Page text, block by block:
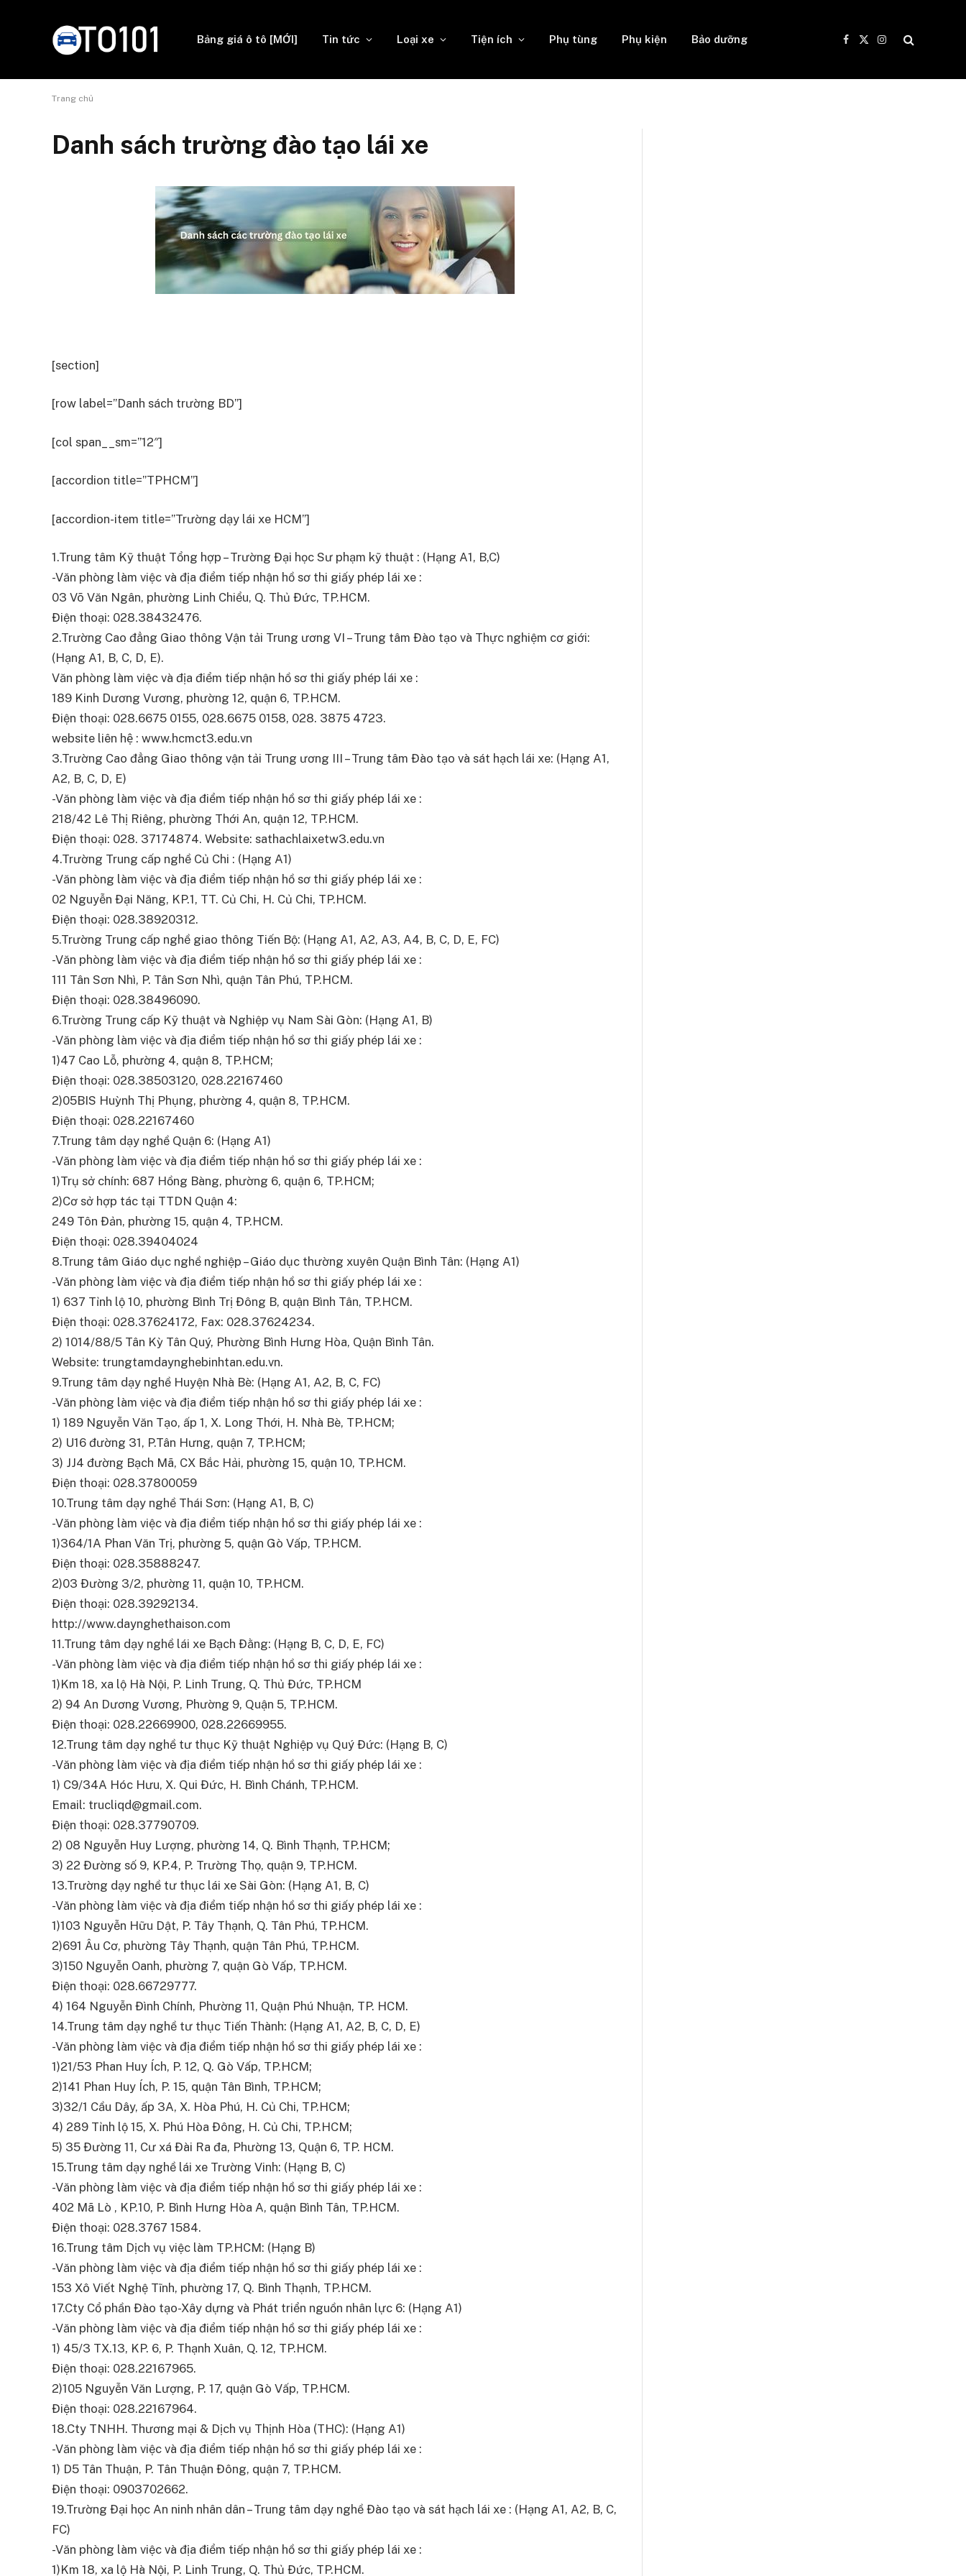
Bảng giá ô tô [MỚI] Tin tức Loại xe Tiện ích Phụ tùng Phụ kiện Bảo dưỡng
Facebook
X
Instagram
Trang chủ
Danh sách trường đào tạo lái xe
[section]
[row label=”Danh sách trường BD”]
[col span__sm=”12″]
[accordion title=”TPHCM”]
[accordion-item title=”Trường dạy lái xe HCM”]
1.Trung tâm Kỹ thuật Tổng hợp – Trường Đại học Sư phạm kỹ thuật : (Hạng A1, B,C)
-Văn phòng làm việc và địa điểm tiếp nhận hồ sơ thi giấy phép lái xe :
03 Võ Văn Ngân, phường Linh Chiểu, Q. Thủ Đức, TP.HCM.
Điện thoại: 028.38432476.
2.Trường Cao đẳng Giao thông Vận tải Trung ương VI – Trung tâm Đào tạo và Thực nghiệm cơ giới:
(Hạng A1, B, C, D, E).
Văn phòng làm việc và địa điểm tiếp nhận hồ sơ thi giấy phép lái xe :
189 Kinh Dương Vương, phường 12, quận 6, TP.HCM.
Điện thoại: 028.6675 0155, 028.6675 0158, 028. 3875 4723.
website liên hệ : www.hcmct3.edu.vn
3.Trường Cao đẳng Giao thông vận tải Trung ương III – Trung tâm Đào tạo và sát hạch lái xe: (Hạng A1,
A2, B, C, D, E)
-Văn phòng làm việc và địa điểm tiếp nhận hồ sơ thi giấy phép lái xe :
218/42 Lê Thị Riêng, phường Thới An, quận 12, TP.HCM.
Điện thoại: 028. 37174874. Website: sathachlaixetw3.edu.vn
4.Trường Trung cấp nghề Củ Chi : (Hạng A1)
-Văn phòng làm việc và địa điểm tiếp nhận hồ sơ thi giấy phép lái xe :
02 Nguyễn Đại Năng, KP.1, TT. Củ Chi, H. Củ Chi, TP.HCM.
Điện thoại: 028.38920312.
5.Trường Trung cấp nghề giao thông Tiến Bộ: (Hạng A1, A2, A3, A4, B, C, D, E, FC)
-Văn phòng làm việc và địa điểm tiếp nhận hồ sơ thi giấy phép lái xe :
111 Tân Sơn Nhì, P. Tân Sơn Nhì, quận Tân Phú, TP.HCM.
Điện thoại: 028.38496090.
6.Trường Trung cấp Kỹ thuật và Nghiệp vụ Nam Sài Gòn: (Hạng A1, B)
-Văn phòng làm việc và địa điểm tiếp nhận hồ sơ thi giấy phép lái xe :
1)47 Cao Lỗ, phường 4, quận 8, TP.HCM;
Điện thoại: 028.38503120, 028.22167460
2)05BIS Huỳnh Thị Phụng, phường 4, quận 8, TP.HCM.
Điện thoại: 028.22167460
7.Trung tâm dạy nghề Quận 6: (Hạng A1)
-Văn phòng làm việc và địa điểm tiếp nhận hồ sơ thi giấy phép lái xe :
1)Trụ sở chính: 687 Hồng Bàng, phường 6, quận 6, TP.HCM;
2)Cơ sở hợp tác tại TTDN Quận 4:
249 Tôn Đản, phường 15, quận 4, TP.HCM.
Điện thoại: 028.39404024
8.Trung tâm Giáo dục nghề nghiệp – Giáo dục thường xuyên Quận Bình Tân: (Hạng A1)
-Văn phòng làm việc và địa điểm tiếp nhận hồ sơ thi giấy phép lái xe :
1) 637 Tỉnh lộ 10, phường Bình Trị Đông B, quận Bình Tân, TP.HCM.
Điện thoại: 028.37624172, Fax: 028.37624234.
2) 1014/88/5 Tân Kỳ Tân Quý, Phường Bình Hưng Hòa, Quận Bình Tân.
Website: trungtamdaynghebinhtan.edu.vn.
9.Trung tâm dạy nghề Huyện Nhà Bè: (Hạng A1, A2, B, C, FC)
-Văn phòng làm việc và địa điểm tiếp nhận hồ sơ thi giấy phép lái xe :
1) 189 Nguyễn Văn Tạo, ấp 1, X. Long Thới, H. Nhà Bè, TP.HCM;
2) U16 đường 31, P.Tân Hưng, quận 7, TP.HCM;
3) JJ4 đường Bạch Mã, CX Bắc Hải, phường 15, quận 10, TP.HCM.
Điện thoại: 028.37800059
10.Trung tâm dạy nghề Thái Sơn: (Hạng A1, B, C)
-Văn phòng làm việc và địa điểm tiếp nhận hồ sơ thi giấy phép lái xe :
1)364/1A Phan Văn Trị, phường 5, quận Gò Vấp, TP.HCM.
Điện thoại: 028.35888247.
2)03 Đường 3/2, phường 11, quận 10, TP.HCM.
Điện thoại: 028.39292134.
http://www.daynghethaison.com
11.Trung tâm dạy nghề lái xe Bạch Đằng: (Hạng B, C, D, E, FC)
-Văn phòng làm việc và địa điểm tiếp nhận hồ sơ thi giấy phép lái xe :
1)Km 18, xa lộ Hà Nội, P. Linh Trung, Q. Thủ Đức, TP.HCM
2) 94 An Dương Vương, Phường 9, Quận 5, TP.HCM.
Điện thoại: 028.22669900, 028.22669955.
12.Trung tâm dạy nghề tư thục Kỹ thuật Nghiệp vụ Quý Đức: (Hạng B, C)
-Văn phòng làm việc và địa điểm tiếp nhận hồ sơ thi giấy phép lái xe :
1) C9/34A Hóc Hưu, X. Qui Đức, H. Bình Chánh, TP.HCM.
Email: trucliqd@gmail.com.
Điện thoại: 028.37790709.
2) 08 Nguyễn Huy Lượng, phường 14, Q. Bình Thạnh, TP.HCM;
3) 22 Đường số 9, KP.4, P. Trường Thọ, quận 9, TP.HCM.
13.Trường dạy nghề tư thục lái xe Sài Gòn: (Hạng A1, B, C)
-Văn phòng làm việc và địa điểm tiếp nhận hồ sơ thi giấy phép lái xe :
1)103 Nguyễn Hữu Dật, P. Tây Thạnh, Q. Tân Phú, TP.HCM.
2)691 Âu Cơ, phường Tây Thạnh, quận Tân Phú, TP.HCM.
3)150 Nguyễn Oanh, phường 7, quận Gò Vấp, TP.HCM.
Điện thoại: 028.66729777.
4) 164 Nguyễn Đình Chính, Phường 11, Quận Phú Nhuận, TP. HCM.
14.Trung tâm dạy nghề tư thục Tiến Thành: (Hạng A1, A2, B, C, D, E)
-Văn phòng làm việc và địa điểm tiếp nhận hồ sơ thi giấy phép lái xe :
1)21/53 Phan Huy Ích, P. 12, Q. Gò Vấp, TP.HCM;
2)141 Phan Huy Ích, P. 15, quận Tân Bình, TP.HCM;
3)32/1 Cầu Dây, ấp 3A, X. Hòa Phú, H. Củ Chi, TP.HCM;
4) 289 Tỉnh lộ 15, X. Phú Hòa Đông, H. Củ Chi, TP.HCM;
5) 35 Đường 11, Cư xá Đài Ra đa, Phường 13, Quận 6, TP. HCM.
15.Trung tâm dạy nghề lái xe Trường Vinh: (Hạng B, C)
-Văn phòng làm việc và địa điểm tiếp nhận hồ sơ thi giấy phép lái xe :
402 Mã Lò , KP.10, P. Bình Hưng Hòa A, quận Bình Tân, TP.HCM.
Điện thoại: 028.3767 1584.
16.Trung tâm Dịch vụ việc làm TP.HCM: (Hạng B)
-Văn phòng làm việc và địa điểm tiếp nhận hồ sơ thi giấy phép lái xe :
153 Xô Viết Nghệ Tĩnh, phường 17, Q. Bình Thạnh, TP.HCM.
17.Cty Cổ phần Đào tạo-Xây dựng và Phát triển nguồn nhân lực 6: (Hạng A1)
-Văn phòng làm việc và địa điểm tiếp nhận hồ sơ thi giấy phép lái xe :
1) 45/3 TX.13, KP. 6, P. Thạnh Xuân, Q. 12, TP.HCM.
Điện thoại: 028.22167965.
2)105 Nguyễn Văn Lượng, P. 17, quận Gò Vấp, TP.HCM.
Điện thoại: 028.22167964.
18.Cty TNHH. Thương mại & Dịch vụ Thịnh Hòa (THC): (Hạng A1)
-Văn phòng làm việc và địa điểm tiếp nhận hồ sơ thi giấy phép lái xe :
1) D5 Tân Thuận, P. Tân Thuận Đông, quận 7, TP.HCM.
Điện thoại: 0903702662.
19.Trường Đại học An ninh nhân dân – Trung tâm dạy nghề Đào tạo và sát hạch lái xe : (Hạng A1, A2, B, C,
FC)
-Văn phòng làm việc và địa điểm tiếp nhận hồ sơ thi giấy phép lái xe :
1)Km 18, xa lộ Hà Nội, P. Linh Trung, Q. Thủ Đức, TP.HCM.